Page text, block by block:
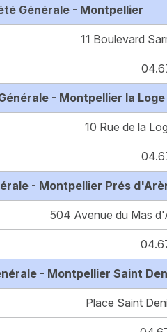
Générale - Montpellier
11 Boulevard
- Montpellier la Loge
10 Rue de la
- Montpellier Prés
504 Avenue du Mas
- Montpellier Saint
Place Saint